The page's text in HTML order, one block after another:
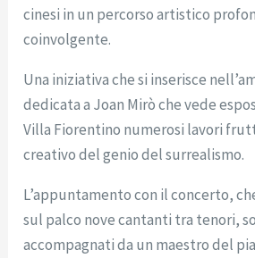
cinesi in un percorso artistico
coinvolgente.
Una iniziativa che si inserisce
dedicata a Joan Mirò che vede
Villa Fiorentino numerosi lavori
creativo del genio del surrealismo.
L’appuntamento con il concerto,
sul palco nove cantanti tra tenori,
accompagnati da un maestro del